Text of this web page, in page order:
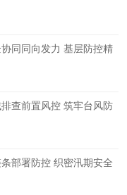
同同向发力 基层防控精
查前置风控 筑牢台风防
部署防控 织密汛期安全